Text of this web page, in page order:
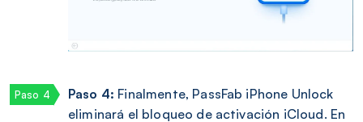
Paso 4: Finalmente, PassFab iPhone Unlock
eliminará el bloqueo de activación iCloud. En